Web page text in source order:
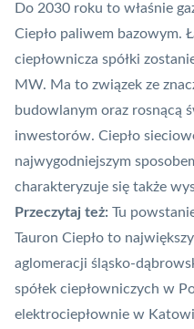
Do 2030 roku to właśnie
Ciepło paliwem bazowym.
ciepłownicza spółki
MW. Ma to związek ze
budowlanym oraz rosnącą
inwestorów. Ciepło
najwygodniejszym
charakteryzuje się także
Przeczytaj też: Tu
Tauron Ciepło to
aglomeracji śląsko-
spółek ciepłowniczych w
elektrociepłownie w